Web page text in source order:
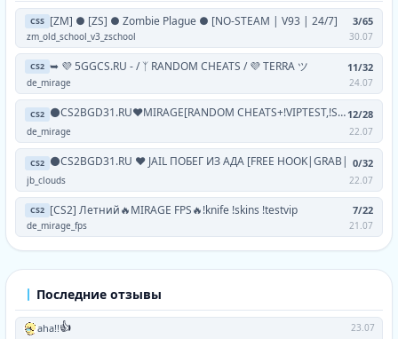
CSS [ZM] ● [ZS] ● Zombie Plague ● [NO-STEAM | V93 | 24/7] 3/65
zm_old_school_v3_zschool 30.07
CS2 ➥ 💜 5GGCS.RU - / ᛉ RANDOM CHEATS / 💜 TERRA ツ 11/32
de_mirage 24.07
CS2 ⚫CS2BGD31.RU❤MIRAGE[RANDOM CHEATS+!VIPTEST,!SKINS] 12/28
de_mirage 22.07
CS2 ⚫CS2BGD31.RU ❤ JAIL ПОБЕГ ИЗ АДА [FREE HOOK|GRAB| 0/32
jb_clouds 22.07
CS2 [CS2] Летний🔥MIRAGE FPS🔥!knife !skins !testvip 7/22
de_mirage_fps 21.07
Последние отзывы
aha!!👍 23.07